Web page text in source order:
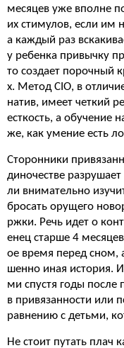
месяцев уже вполне
их стимулов, если им
а каждый раз
у ребенка привычку
то создает порочный
х. Метод CIO, в
натив, имеет четкий
есткость, а обучение
же, как умение есть
Сторонники
диночестве
ли внимательно
бросать орущего
ржки. Речь идет о
енец старше 4
ое время перед сном,
шенно иная история.
ми спустя годы после
в привязанности или
равнению с детьми,
Не стоит путать плач